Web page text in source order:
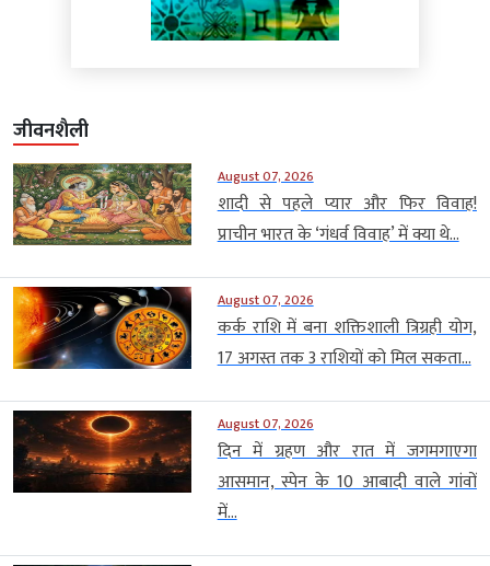
जीवनशैली
August 07, 2026
शादी से पहले प्यार और फिर विवाह!
प्राचीन भारत के ‘गंधर्व विवाह’ में क्या थे...
August 07, 2026
कर्क राशि में बना शक्तिशाली त्रिग्रही योग,
17 अगस्त तक 3 राशियों को मिल सकता...
August 07, 2026
दिन में ग्रहण और रात में जगमगाएगा
आसमान, स्पेन के 10 आबादी वाले गांवों
में...